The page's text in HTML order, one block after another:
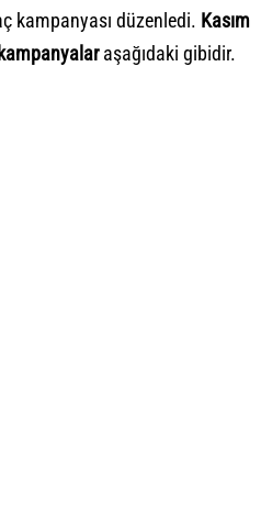
kampanyası düzenledi. Kasım
kampanyalaraşağıdaki gibidir.